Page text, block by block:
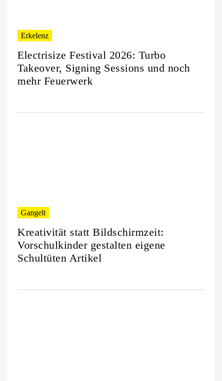
Erkelenz
Electrisize Festival 2026: Turbo
Takeover, Signing Sessions und noch
mehr Feuerwerk
Gangelt
Kreativität statt Bildschirmzeit:
Vorschulkinder gestalten eigene
Schultüten Artikel